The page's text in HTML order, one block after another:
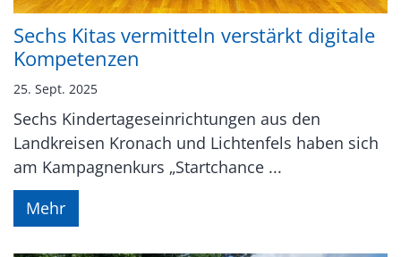
Sechs Kitas vermitteln verstärkt digitale
Kompetenzen
25. Sept. 2025
Sechs Kindertageseinrichtungen aus den
Landkreisen Kronach und Lichtenfels haben sich
am Kampagnenkurs „Startchance ...
Mehr